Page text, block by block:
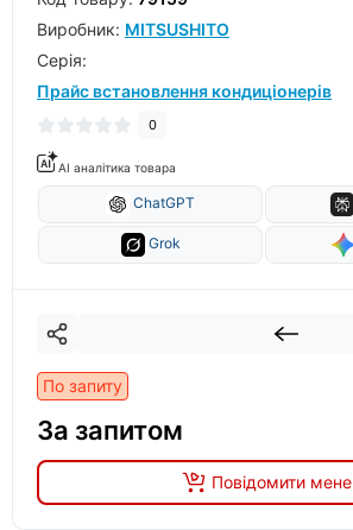
Виробник: MITSUSHITO
Серiя:
Прайс встановлення кондиціонерів
0
AI аналітика товара
ChatGPT
Grok
По запиту
За запитом
Повідомити мене